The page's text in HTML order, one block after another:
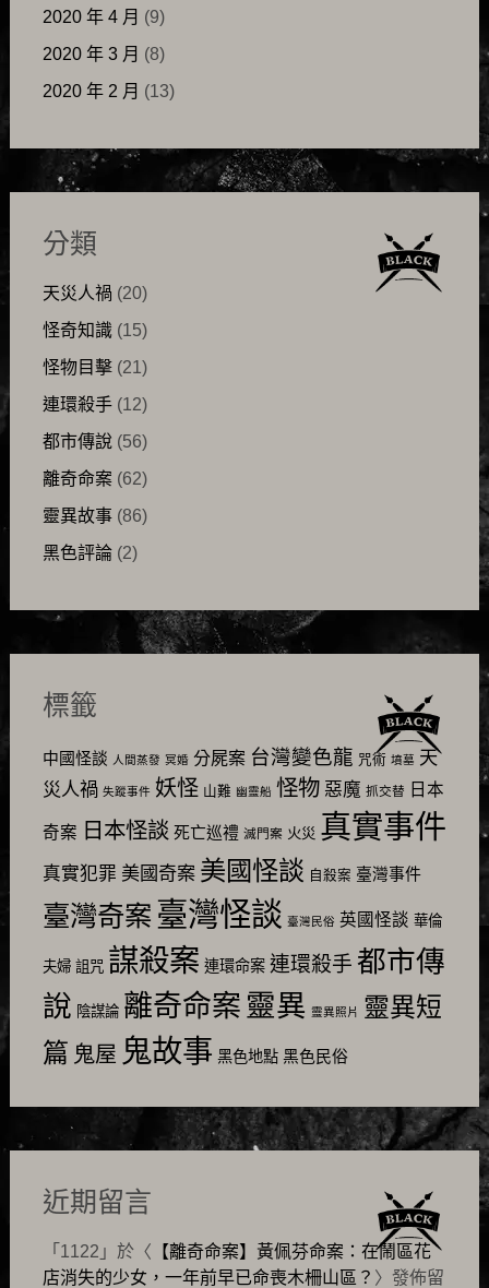
2020 年 4 月 (9)
2020 年 3 月 (8)
2020 年 2 月 (13)
分類
天災人禍 (20)
怪奇知識(15)
怪物目擊(21)
連環殺手(12)
都市傳說(56)
離奇命案(62)
靈異故事(86)
黑色評論(2)
標籤
中國怪談 人間蒸發 冥婚 分屍案 台灣變色龍 咒術 墳墓 天
災人禍 失蹤事件 妖怪 山難 幽靈船 怪物 惡魔 抓交替 日本
奇案 日本怪談 死亡巡禮 滅門案 火災 真實事件
真實犯罪 美國奇案 美國怪談 自殺案 臺灣事件
臺灣奇案 臺灣怪談 臺灣民俗 英國怪談 華倫
夫婦 詛咒 謀殺案 連環命案 連環殺手 都市傳
說 陰謀論 離奇命案 靈異 靈異照片 靈異短
篇 鬼屋 鬼故事 黑色地點 黑色民俗
近期留言
「 1122 」於〈 【離奇命案】黃佩芬命案：在鬧區花
店消失的少女，一年前早已命喪木柵山區？ 〉發佈留